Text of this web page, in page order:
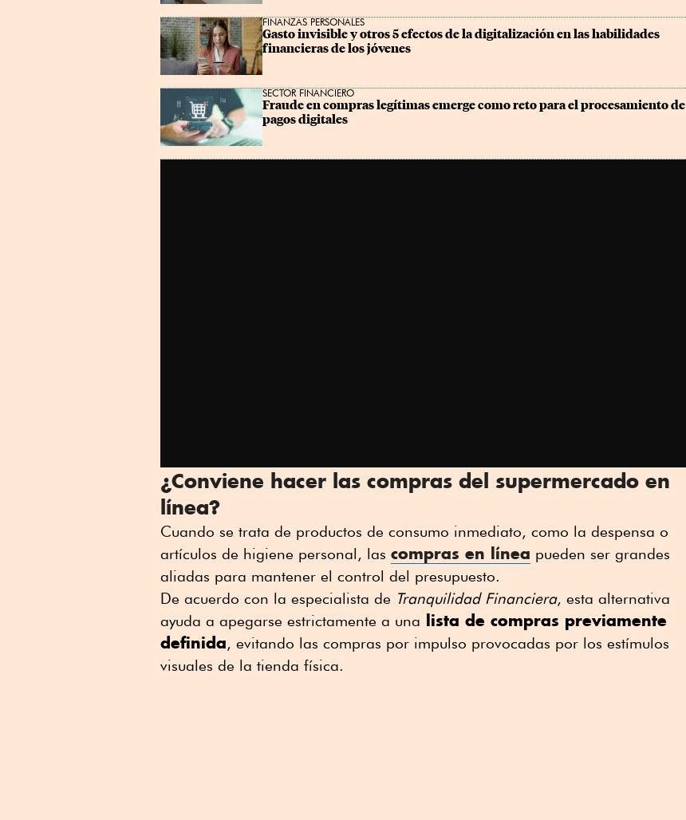
FINANZAS PERSONALES
Gasto invisible y otros 5 efectos de la digitalización en las habilidades
financieras de los jóvenes
SECTOR FINANCIERO
Fraude en compras legítimas emerge como reto para el procesamiento de
pagos digitales
¿Conviene hacer las compras del supermercado en
línea?
Cuando se trata de productos de consumo inmediato, como la despensa o
artículos de higiene personal, las compras en línea pueden ser grandes
aliadas para mantener el control del presupuesto.
De acuerdo con la especialista de Tranquilidad Financiera, esta alternativa
ayuda a apegarse estrictamente a una
lista de compras previamente
definida, evitando las compras por impulso provocadas por los estímulos
visuales de la tienda física.